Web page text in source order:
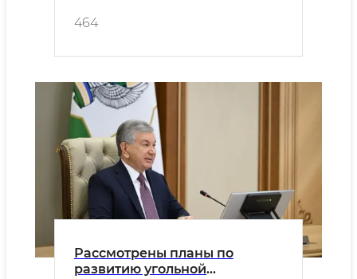
464
Рассмотрены планы по
развитию угольной